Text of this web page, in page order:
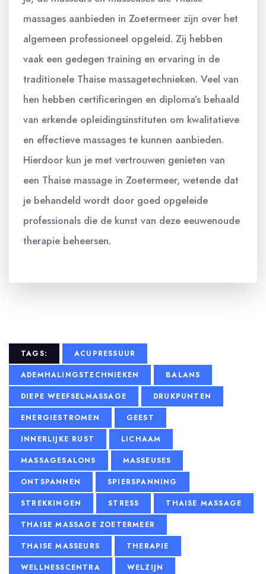
massages aanbieden in Zoetermeer zijn over het
algemeen professioneel opgeleid. Zij hebben
vaak een gedegen training en ervaring in de
traditionele Thaise massagetechnieken. Veel van
hen hebben certificeringen en diploma’s behaald
van erkende opleidingsinstituten om kwalitatieve
en effectieve massages te kunnen aanbieden.
Hierdoor kun je met vertrouwen genieten van
een Thaise massage in Zoetermeer, wetende dat
je behandeld wordt door goed opgeleide
professionals die de kunst van deze eeuwenoude
therapie beheersen.
TAGS:
ACUPRESSUUR
ADEMHALINGSTECHNIEKEN
BALANS
DIEPE WEEFSELMASSAGE
DRUKPUNTEN
ENERGIESTROMEN
GEEST
INNERLIJKE RUST
LICHAAM
MASSAGESALONS
MASSEUSES
ONTSPANNEN
SPIERSPANNING
STREKKINGEN
STRESS
THAISE MASSAGE
THAISE MASSAGE ZOETERMEER
THAISE MASSEURS
THERAPIE
WELLNESSCENTRA
WELZIJN